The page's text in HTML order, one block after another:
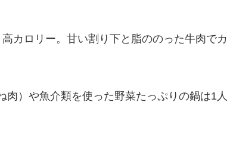
カロリー。甘い割り下と脂ののった牛肉でカ
）や魚介類を使った野菜たっぷりの鍋は1人